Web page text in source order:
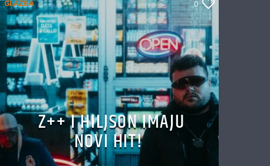
GLAZBA 0
Z++ I HILJSON IMAJU
NOVI HIT!